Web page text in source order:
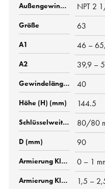
NPT 2
63
46 –
39,9 –
40
144.5
80/80
90
0 – 1
1,5 –